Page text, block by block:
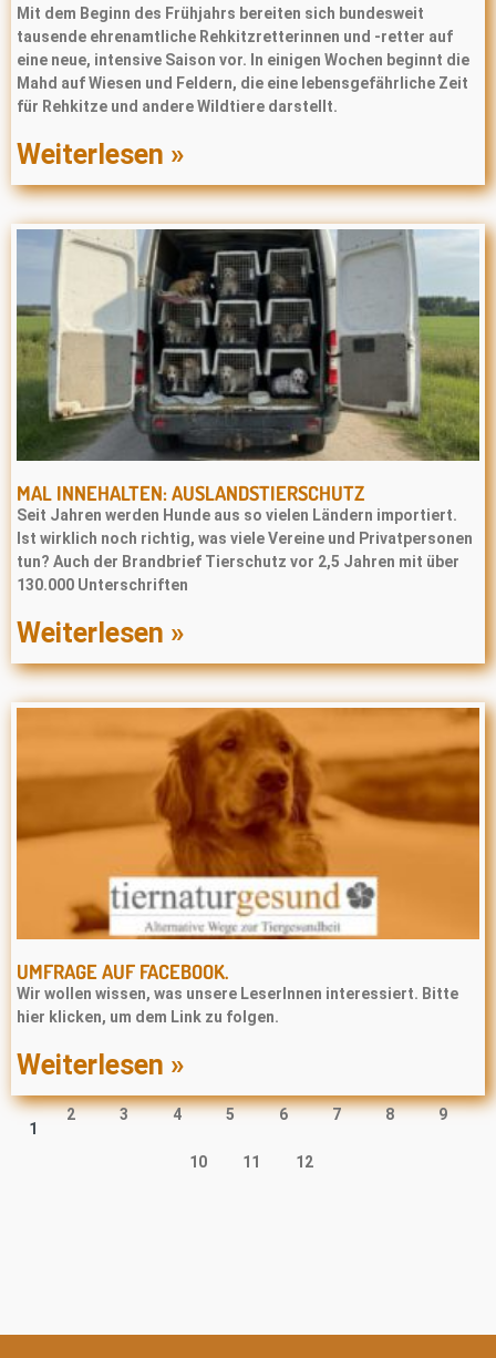
Mit dem Beginn des Frühjahrs bereiten sich bundesweit
tausende ehrenamtliche Rehkitzretterinnen und -retter auf
eine neue, intensive Saison vor. In einigen Wochen beginnt die
Mahd auf Wiesen und Feldern, die eine lebensgefährliche Zeit
für Rehkitze und andere Wildtiere darstellt.
Weiterlesen »
MAL INNEHALTEN: AUSLANDSTIERSCHUTZ
Seit Jahren werden Hunde aus so vielen Ländern importiert.
Ist wirklich noch richtig, was viele Vereine und Privatpersonen
tun? Auch der Brandbrief Tierschutz vor 2,5 Jahren mit über
130.000 Unterschriften
Weiterlesen »
UMFRAGE AUF FACEBOOK.
Wir wollen wissen, was unsere LeserInnen interessiert. Bitte
hier klicken, um dem Link zu folgen.
Weiterlesen »
1
2 3 4 5 6 7 8 9
10 11 12